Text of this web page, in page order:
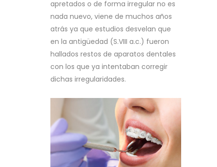
apretados o de forma irregular no es
nada nuevo, viene de muchos años
atrás ya que estudios desvelan que
en la antigüedad (S.VIII a.c.) fueron
hallados restos de aparatos dentales
con los que ya intentaban corregir
dichas irregularidades.